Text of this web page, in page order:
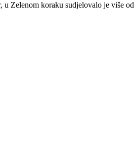
Zelenom koraku sudjelovalo je više od